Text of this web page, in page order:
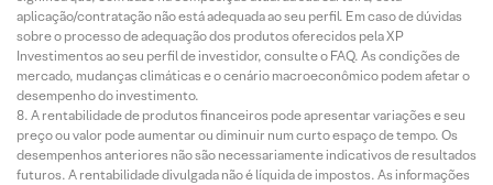
aplicação/contratação não está adequada ao seu perfil. Em caso de dúvidas
sobre o processo de adequação dos produtos oferecidos pela XP
Investimentos ao seu perfil de investidor, consulte o FAQ. As condições de
mercado, mudanças climáticas e o cenário macroeconômico podem afetar o
desempenho do investimento.
A rentabilidade de produtos financeiros pode apresentar variações e seu
preço ou valor pode aumentar ou diminuir num curto espaço de tempo. Os
desempenhos anteriores não são necessariamente indicativos de resultados
futuros. A rentabilidade divulgada não é líquida de impostos. As informações